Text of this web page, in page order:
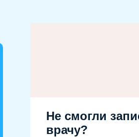
Не смогли
врачу?